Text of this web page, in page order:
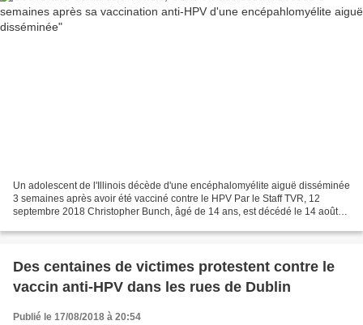
Un adolescent de l'Illinois décède d'une encéphalomyélite aiguë disséminée
3 semaines après avoir été vacciné contre le HPV Par le Staff TVR, 12
septembre 2018 Christopher Bunch, âgé de 14 ans, est décédé le 14 août
Des centaines de victimes protestent contre le
vaccin anti-HPV dans les rues de Dublin
Publié le 17/08/2018 à 20:54